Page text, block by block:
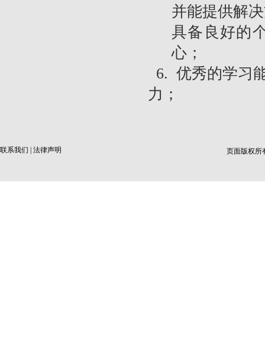
并能提供解
具备良好的
心；
6. 优秀的学习
力；
联系我们 法律声明 页面版权所